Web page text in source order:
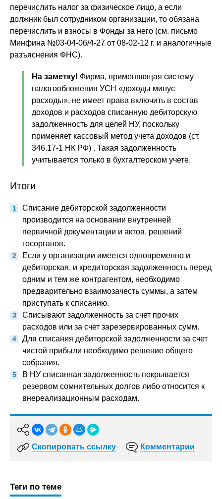
перечислить налог за физическое лицо, а если
должник был сотрудником организации, то обязана
перечислить и взносы в Фонды за него (см. письмо
Минфина №03-04-06/4-27 от 08-02-12 г. и аналогичные
разъяснения ФНС).
На заметку! Фирма, применяющая систему
налогообложения УСН «доходы минус
расходы», не имеет права включить в состав
доходов и расходов списанную дебиторскую
задолженность для целей НУ, поскольку
применяет кассовый метод учета доходов (ст.
346.17-1 НК РФ) . Такая задолженность
учитывается только в бухгалтерском учете.
Итоги
Списание дебиторской задолженности
производится на основании внутренней
первичной документации и актов, решений
госорганов.
Если у организации имеется одновременно и
дебиторская, и кредиторская задолженность перед
одним и тем же контрагентом, необходимо
предварительно взаимозачесть суммы, а затем
приступать к списанию.
Списывают задолженность за счет прочих
расходов или за счет зарезервированных сумм.
Для списания дебиторской задолженности за счет
чистой прибыли необходимо решение общего
собрания.
В НУ списанная задолженность покрывается
резервом сомнительных долгов либо относится к
внереализационным расходам.
Скопировать ссылку Комментарии
Теги по теме